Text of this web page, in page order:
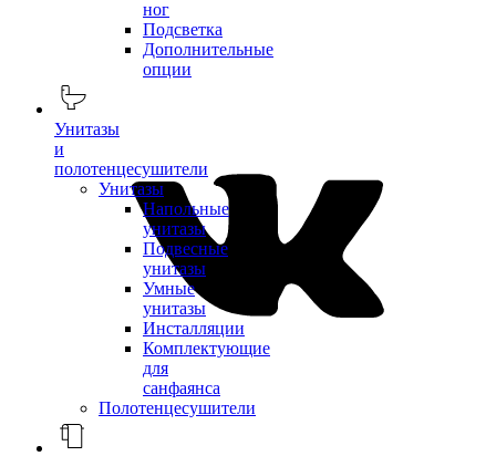
ног
Подсветка
Дополнительные
опции
Унитазы
и
полотенцесушители
Унитазы
Напольные
унитазы
Подвесные
унитазы
Умные
унитазы
Инсталляции
Комплектующие
для
санфаянса
Полотенцесушители